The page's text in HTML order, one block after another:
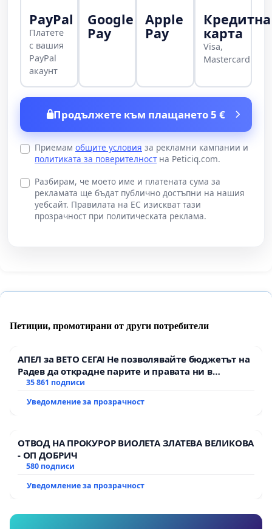
PayPal
Платете
с вашия
PayPal
акаунт
Google
Pay
Apple
Pay
Кредитна
карта
Visa,
Mastercard
Продължете към плащането 5 €
Приемам общите условия за рекламни кампании и
политиката за поверителностна Peticiq.com.
Разбирам, че моето име и платената сума за
рекламата ще бъдат публично достъпни на нашия
уебсайт. Правилата на ЕС изискват тази
прозрачност при политическата реклама.
Петиции, промотирани от други потребители
АПЕЛ за ВЕТО СЕГА! Не позволявайте бюджетът на
Радев да открадне парите и правата ни в
тъмното
35 861 подписи
Уведомление за прозрачност
ОТВОД НА ПРОКУРОР ВИОЛЕТА ЗЛАТЕВА ВЕЛИКОВА
- ОП ДОБРИЧ
580 подписи
Уведомление за прозрачност